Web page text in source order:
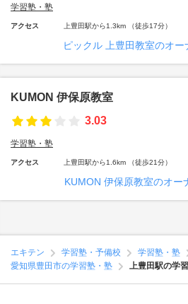
学習塾・塾
アクセス 上豊田駅から1.3km （徒歩17分）
ピックル 上豊田教室のオー
KUMON 伊保原教室
3.03
学習塾・塾
アクセス 上豊田駅から1.6km （徒歩21分）
KUMON 伊保原教室のオー
エキテン 学習塾・予備校 学習塾・塾
愛知県豊田市の学習塾・塾
上豊田駅の学